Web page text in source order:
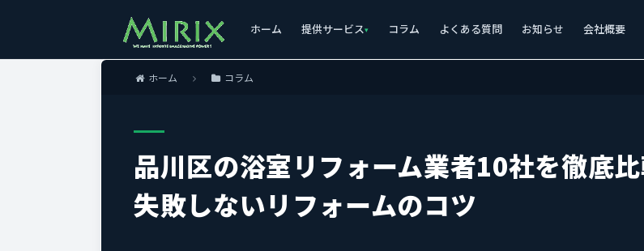
ホーム 提供サービス コラム よくある質問 お知らせ 会社概要
ホーム コラム
品川区の浴室リフォーム業者10社を徹底
失敗しないリフォームのコツ